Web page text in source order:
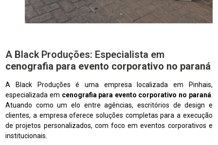
A Black Produções: Especialista em
cenografia para evento corporativo no paraná
A Black Produções é uma empresa localizada em Pinhais,
especializada em cenografia para evento corporativo no paraná
Atuando como um elo entre agências, escritórios de design e
clientes, a empresa oferece soluções completas para a execução
de projetos personalizados, com foco em eventos corporativos e
institucionais.